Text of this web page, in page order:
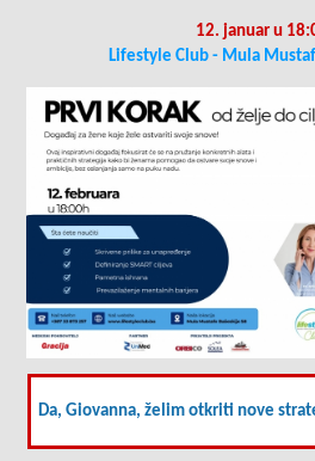
12. januar u
Lifestyle Club - Mula
Da, Giovanna, želim otkriti nove